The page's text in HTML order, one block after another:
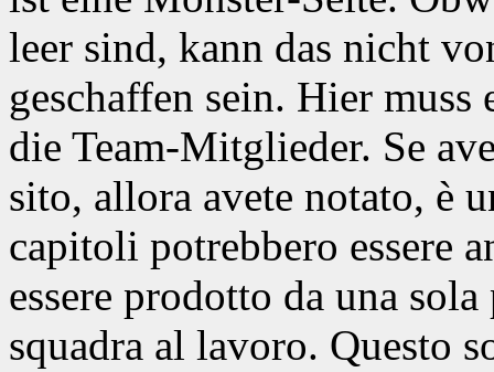
leer sind, kann das nicht
geschaffen sein. Hier
die Team-Mitglieder. Se
sito, allora avete notato, è
capitoli potrebbero essere
essere prodotto da una
squadra al lavoro. Questo